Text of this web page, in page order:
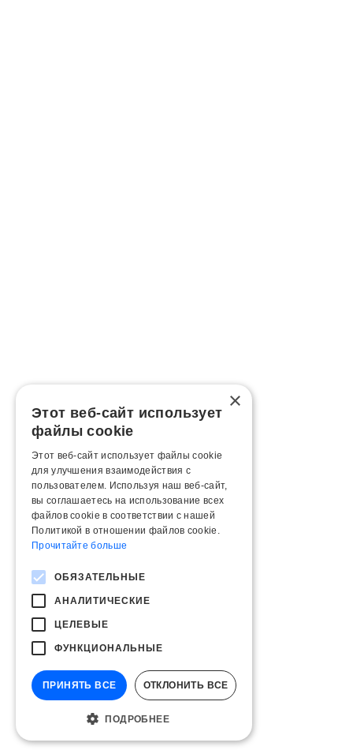
×
Этот веб-сайт использует
файлы cookie
Этот веб-сайт использует файлы cookie
для улучшения взаимодействия с
пользователем. Используя наш веб-сайт,
вы соглашаетесь на использование всех
файлов cookie в соответствии с нашей
Политикой в ​​отношении файлов cookie.
Прочитайте больше
ОБЯЗАТЕЛЬНЫЕ
АНАЛИТИЧЕСКИЕ
ЦЕЛЕВЫЕ
ФУНКЦИОНАЛЬНЫЕ
ПРИНЯТЬ ВСЕ ОТКЛОНИТЬ ВСЕ
ПОДРОБНЕЕ